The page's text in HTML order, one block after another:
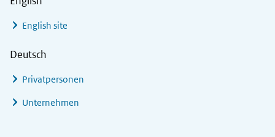
English site
Deutsch
Privatpersonen
Unternehmen